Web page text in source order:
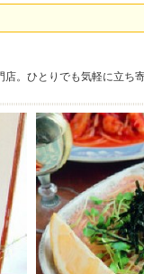
。ひとりでも気軽に立ち